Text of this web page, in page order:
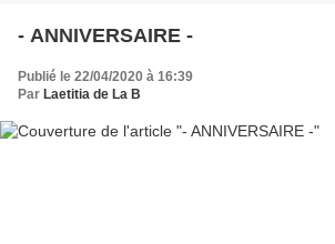
- ANNIVERSAIRE -
Publié le 22/04/2020 à 16:39
Par Laetitia de La B